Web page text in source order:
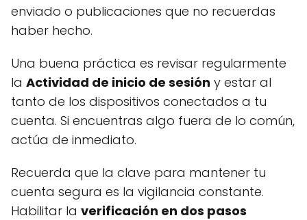
enviado o publicaciones que no recuerdas
haber hecho.
Una buena práctica es revisar regularmente
la Actividad de inicio de sesión y estar al
tanto de los dispositivos conectados a tu
cuenta. Si encuentras algo fuera de lo común,
actúa de inmediato.
Recuerda que la clave para mantener tu
cuenta segura es la vigilancia constante.
Habilitar la verificación en dos pasos